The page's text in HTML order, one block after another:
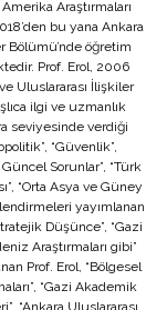
Araştırmaları
bu yana Ankara
Bölümü’nde öğretim
Prof. Erol, 2006
Uluslararası İlişkiler
ilgi ve uzmanlık
seviyesinde verdiği
“Güvenlik”,
Sorunlar”, “Türk
“Orta Asya ve Güney
yayımlanan
Düşünce”, “Gazi
Araştırmaları gibi”
Prof. Erol, “Bölgesel
“Gazi Akademik
“Ankara Uluslararası